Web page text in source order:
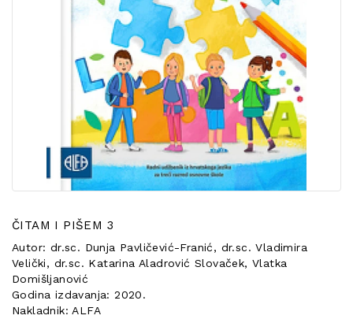
ČITAM I PIŠEM 3
Autor: dr.sc. Dunja Pavličević-Franić, dr.sc. Vladimira
Velički, dr.sc. Katarina Aladrović Slovaček, Vlatka
Domišljanović
Godina izdavanja: 2020.
Nakladnik: ALFA